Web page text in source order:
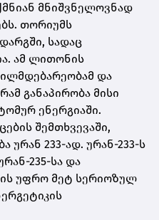
მნიშვნელოვნად
თორიუმს
სადაც
ამ ლითონის
და
განაპირობა მისი
ენერგიაში.
შემთხვევაში,
ურან 233-ად. ურან-233-ს
235-სა და
უფრო მეტ სერიოზულ